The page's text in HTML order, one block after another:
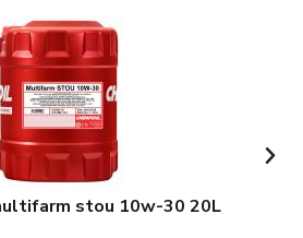
stou 10w-30 20L